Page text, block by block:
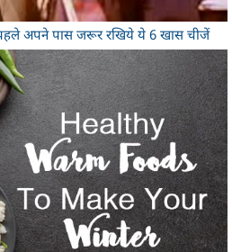
अपने पास जरूर रखिये ये 6 खास चीजें